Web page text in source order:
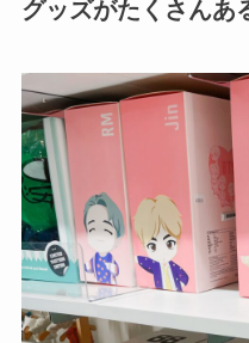
グッズがたくさんあ